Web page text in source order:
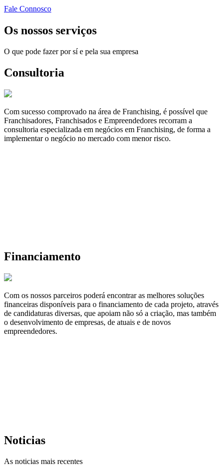
Fale Connosco
Os nossos serviços
O que pode fazer por sí e pela sua empresa
Consultoria
Com sucesso comprovado na área de Franchising, é possível que
Franchisadores, Franchisados e Empreendedores recorram a
consultoria especializada em negócios em Franchising, de forma a
implementar o negócio no mercado com menor risco.
Financiamento
Com os nossos parceiros poderá encontrar as melhores soluções
financeiras disponíveis para o financiamento de cada projeto, através
de candidaturas diversas, que apoiam não só a criação, mas também
o desenvolvimento de empresas, de atuais e de novos
empreendedores.
Noticias
As noticias mais recentes